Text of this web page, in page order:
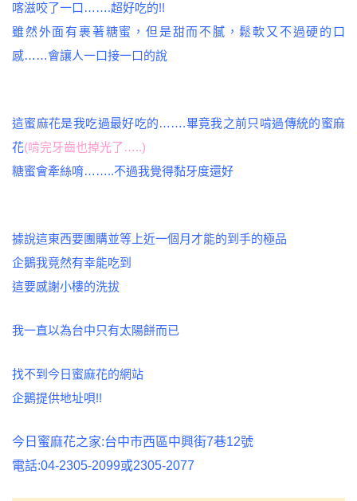
喀滋咬了一口…….超好吃的!!
雖然外面有裹著糖蜜，但是甜而不膩，鬆軟又不過硬的口
感……會讓人一口接一口的說
這蜜麻花是我吃過最好吃的…….畢竟我之前只啃過傳統的蜜麻
花(啃完牙齒也掉光了…..)
糖蜜會牽絲唷……..不過我覺得黏牙度還好
據說這東西要團購並等上近一個月才能的到手的極品
企鵝我竟然有幸能吃到
這要感謝小樓的洗拔
我一直以為台中只有太陽餅而已
找不到今日蜜麻花的網站
企鵝提供地址唄!!
今日蜜麻花之家:台中市西區中興街7巷12號
電話:04-2305-2099或2305-2077